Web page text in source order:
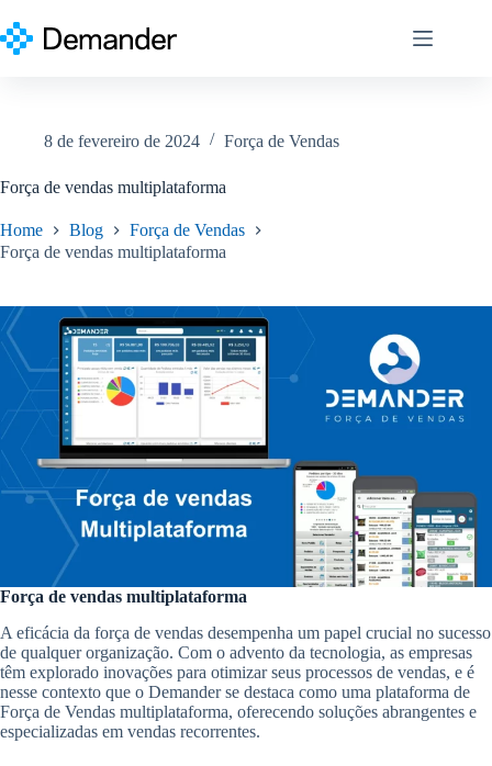
para
o
8 de fevereiro de 2024 Força de Vendas
Força de vendas multiplataforma
Home Blog
Força de Vendas
Força de vendas multiplataforma
Força de vendas multiplataforma
A eficácia da força de vendas desempenha um papel crucial no sucesso
de qualquer organização. Com o advento da tecnologia, as empresas
têm explorado inovações para otimizar seus processos de vendas, e é
nesse contexto que o Demander se destaca como uma plataforma de
Força de Vendas multiplataforma, oferecendo soluções abrangentes e
especializadas em vendas recorrentes.